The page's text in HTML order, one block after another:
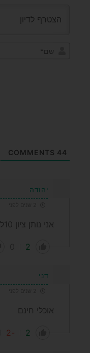
44
יהודה
אני נותן ציון 10לבטוח הלאומי אני מאמין שכל אזרח מקבל על פי חוק את המגיע
2
דני
אוכלי חינם
2
-2